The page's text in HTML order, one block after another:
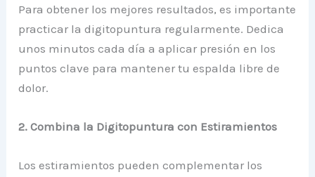
Para obtener los mejores resultados, es importante
practicar la digitopuntura regularmente. Dedica
unos minutos cada día a aplicar presión en los
puntos clave para mantener tu espalda libre de
dolor.
2. Combina la Digitopuntura con Estiramientos
Los estiramientos pueden complementar los